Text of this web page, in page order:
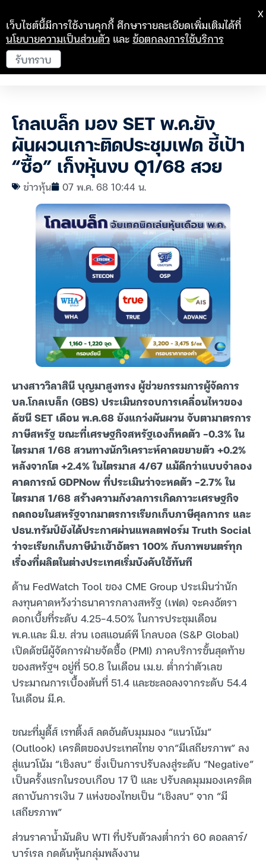
โกลเบล็ก มอง SET พ.ค.ยัง
ผันผวนเกาะติดประชุมเฟด ชี้เป้า
“ซื้อ” เก็งหุ้นงบ Q1/68 สวย
ข่าวหุ้น 07 พ.ค. 68 10:44 น.
นางสาววิลาสินี บุญมาสูงทรง ผู้ช่วยกรรมการผู้จัดการ
บล.โกลเบล็ก (GBS) ประเมินกรอบการเคลื่อนไหวของ
ดัชนี SET เดือน พ.ค.68 ยังแกว่งผันผวน จับตามาตรการ
ภาษีสหรัฐ ขณะที่เศรษฐกิจสหรัฐเองก็หดตัว -0.3% ใน
ไตรมาส 1/68 สวนทางนักวิเคราะห์คาดขยายตัว +0.2%
หลังจากโต +2.4% ในไตรมาส 4/67 แม้ดีกว่าแบบจำลอง
คาดการณ์ GDPNow ที่ประเมินว่าจะหดตัว -2.7% ใน
ไตรมาส 1/68 สร้างความกังวลการเกิดภาวะเศรษฐกิจ
ถดถอยในสหรัฐจากมาตรการเรียกเก็บภาษีศุลกากร และ
ปธน.ทรัมป์ยังได้ประกาศผ่านแพลตฟอร์ม Truth Social
ว่าจะเรียกเก็บภาษีนำเข้าอัตรา 100% กับภาพยนตร์ทุก
เรื่องที่ผลิตในต่างประเทศเริ่มบังคับใช้ทันที
ด้าน FedWatch Tool ของ CME Group ประเมินว่านัก
ลงทุนคาดหวังว่าธนาคารกลางสหรัฐ (เฟด) จะคงอัตรา
ดอกเบี้ยที่ระดับ 4.25-4.50% ในการประชุมเดือน
พ.ค.และ มิ.ย. ส่วน เอสแอนด์พี โกลบอล (S&P Global)
เปิดดัชนีผู้จัดการฝ่ายจัดซื้อ (PMI) ภาคบริการขั้นสุดท้าย
ของสหรัฐฯ อยู่ที่ 50.8 ในเดือน เม.ย. ต่ำกว่าตัวเลข
ประมาณการเบื้องต้นที่ 51.4 และชะลอลงจากระดับ 54.4
ในเดือน มี.ค.
ขณะที่มูดี้ส์ เรทติ้งส์ ลดอันดับมุมมอง “แนวโน้ม”
(Outlook) เครดิตของประเทศไทย จาก”มีเสถียรภาพ” ลง
สู่แนวโน้ม “เชิงลบ” ซึ่งเป็นการปรับลงสู่ระดับ “Negative”
เป็นครั้งแรกในรอบเกือบ 17 ปี และ ปรับลดมุมมองเครดิต
สถาบันการเงิน 7 แห่งของไทยเป็น “เชิงลบ” จาก “มี
เสถียรภาพ”
ส่วนราคาน้ำมันดิบ WTI ที่ปรับตัวลงต่ำกว่า 60 ดอลลาร์/
บาร์เรล กดดันหุ้นกลุ่มพลังงาน
เว็บไซต์นี้มีการใช้งานคุกกี้ ศึกษารายละเอียดเพิ่มเติมได้ที่
นโยบายความเป็นส่วนตัว และข้อตกลงการใช้บริการ
รับทราบ
X